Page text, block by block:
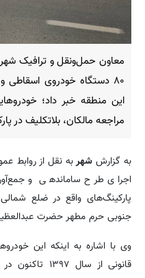
۸۰ دستگاه خودروی
مراجعه مالکان، بلاتکلیف در
به گزارششهر
اجرای طرح ساماندهی و
پارکینگ‌های واقع در ضلع
جنوبی حرم مطهر حضرت
وی با اشاره به اینکه این
قانونی از